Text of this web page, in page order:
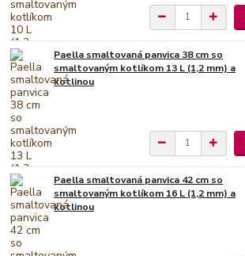
Paella smaltovaná panvica 38 cm so
smaltovaným kotlíkom 13 L (1,2 mm) a
kotlinou
Paella smaltovaná panvica 42 cm so
smaltovaným kotlíkom 16 L (1,2 mm) a
kotlinou